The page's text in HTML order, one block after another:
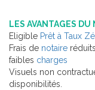
LES AVANTAGES DU
Eligible Prêt à Taux
Frais de notaire
faibles charges
Visuels non
disponibilités.